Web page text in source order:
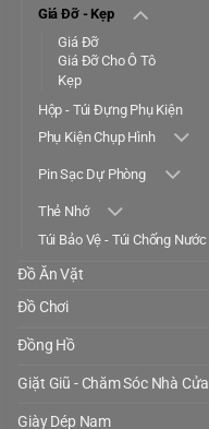
Giá Đỡ - Kẹp
Giá Đỡ
Giá Đỡ Cho Ô Tô
Kẹp
Hộp - Túi Đựng Phụ Kiện
Phụ Kiện Chụp Hình
Pin Sạc Dự Phòng
Thẻ Nhớ
Túi Bảo Vệ - Túi Chống Nước
Đồ Ăn Vặt
Đồ Chơi
Đồng Hồ
Giặt Giũ - Chăm Sóc Nhà Cửa
Giày Dép Nam